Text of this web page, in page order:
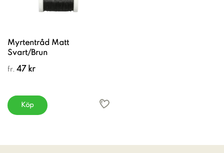
Myrtentråd Matt
Svart/Brun
fr. 47 kr
Köp